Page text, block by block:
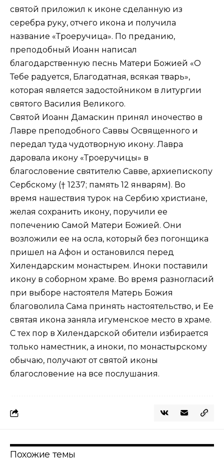
святой приложил к иконе сделанную из
серебра руку, отчего икона и получила
название «Троеручица». По преданию,
преподобный Иоанн написал
благодарственную песнь Матери Божией «О
Тебе радуется, Благодатная, всякая тварь»,
которая является задостойником в литургии
святого Василия Великого.
Святой Иоанн Дамаскин принял иночество в
Лавре преподобного Саввы Освященного и
передал туда чудотворную икону. Лавра
даровала икону «Троеручицы» в
благословение святителю Савве, архиепископу
Сербскому († 1237; память 12 январям). Во
время нашествия турок на Сербию христиане,
желая сохранить икону, поручили ее
попечению Самой Матери Божией. Они
возложили ее на осла, который без погонщика
пришел на Афон и остановился перед
Хилендарским монастырем. Иноки поставили
икону в соборном храме. Во время разногласий
при выборе настоятеля Матерь Божия
благоволила Сама принять настоятельство, и Ее
святая икона заняла игуменское место в храме.
С тех пор в Хилендарской обители избирается
только наместник, а иноки, по монастырскому
обычаю, получают от святой иконы
благословение на все послушания.
Похожие темы